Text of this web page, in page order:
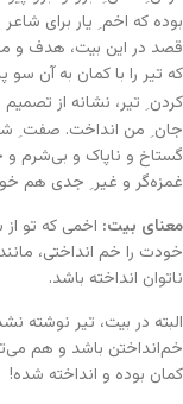
بوده که اخم ِ یار برای
قصد در این بیت، هدف و
که تیر را با کمان به آن
کردن ِ تیر، نشانه از
جان ِ من انداخت. صفت
گستاخ و ناپاک و بی‌شرم و
غمزه‌گر و غیر ِ جدی هم
معنای بیت: اخمی که تو
خودت را خم انداختی،
ناتوان انداخته باشد.
البته در بیت، تیر نوشته
خم‌انداختن باشد و هم
کمان بوده و انداخته شده!